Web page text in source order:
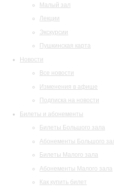
Малый зал
Лекции
Экскурсии
Пушкинская карта
Новости
Все новости
Изменения в афише
Подписка на новости
Билеты и абонементы
Билеты Большого зала
Абонементы Большого
Билеты Малого зала
Абонементы Малого зала
Как купить билет